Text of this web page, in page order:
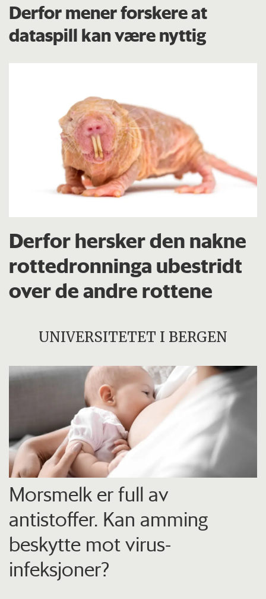
Derfor mener forskere at
dataspill kan være nyttig
Derfor hersker den nakne
rottedronninga ubestridt
over de andre rottene
UNIVERSITETET I BERGEN
Morsmelk er full av
antistoffer. Kan amming
beskytte mot virus-
infeksjoner?